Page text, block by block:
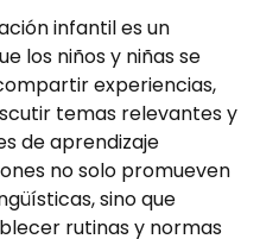
infantil es un
los niños y niñas se
experiencias,
temas relevantes y
de aprendizaje
no solo promueven
sino que
rutinas y normas